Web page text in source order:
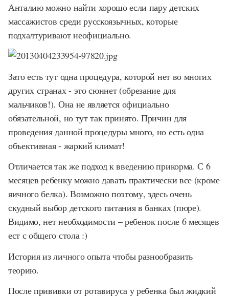
Анталию можно найти хорошо если пару детских
массажистов среди русскоязычных, которые
подхалтуривают неофициально.
Зато есть тут одна процедура, которой нет во многих
других странах - это сюннет (обрезание для
мальчиков!). Она не является официально
обязательной, но тут так принято. Причин для
проведения данной процедуры много, но есть одна
объективная - жаркий климат!
Отличается так же подход к введению прикорма. С 6
месяцев ребенку можно давать практически все (кроме
яичного белка). Возможно поэтому, здесь очень
скудный выбор детского питания в банках (пюре).
Видимо, нет необходимости – ребенок после 6 месяцев
ест с общего стола :)
История из личного опыта чтобы разнообразить
теорию.
После прививки от ротавируса у ребенка был жидкий